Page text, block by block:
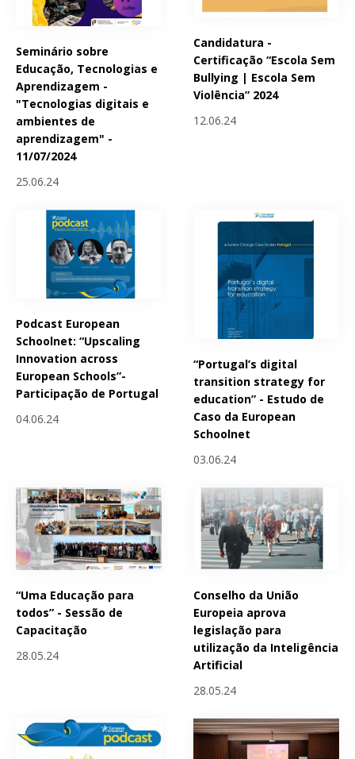
Seminário sobre
Educação, Tecnologias e
Aprendizagem -
"Tecnologias digitais e
ambientes de
aprendizagem" -
11/07/2024
25.06.24
Candidatura -
Certificação “Escola Sem
Bullying | Escola Sem
Violência” 2024
12.06.24
Podcast European
Schoolnet: “Upscaling
Innovation across
European Schools”-
Participação de Portugal
04.06.24
“Portugal’s digital
transition strategy for
education” - Estudo de
Caso da European
Schoolnet
03.06.24
“Uma Educação para
todos” - Sessão de
Capacitação
28.05.24
Conselho da União
Europeia aprova
legislação para
utilização da Inteligência
Artificial
28.05.24